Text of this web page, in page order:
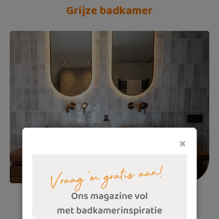
×
Grijze badkamer
Witte badkamer